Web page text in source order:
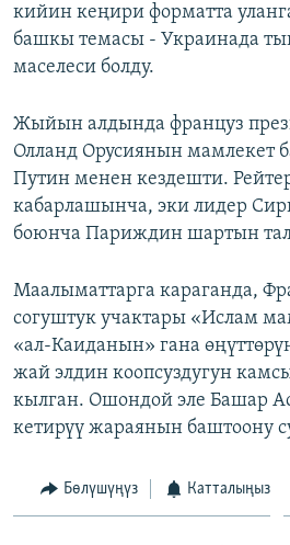
ЭЖЕ-СИҢДИЛЕР
ОНЛАЙН ШЕРИНЕ
ЭЕ/АРнун бардык сайттары
кийин кеңири форматта
башкы темасы - Украинада
маселеси болду.
Жыйын алдында француз
Олланд Орусиянын мамлекет
Путин менен кездешти.
кабарлашынча, эки лидер
боюнча Париждин шартын
Маалыматтарга караганда,
согуштук учактары «Ислам
«ал-Каиданын» гана
жай элдин коопсуздугун
кылган. Ошондой эле Башар
кетирүү жараянын баштоону
Бөлүшүңүз Катталыңыз